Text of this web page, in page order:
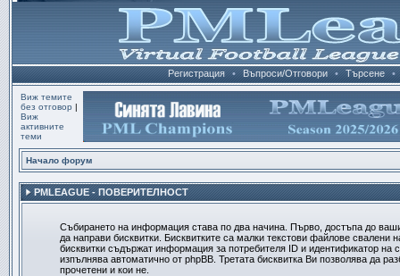
Регистрация • Въпроси/Отговори • Търсене •
Виж темите
без отговор |
Виж
активните
теми
Начало форум
PMLEAGUE - ПОВЕРИТЕЛНОСТ
Събирането на информация става по два начина. Първо, достъпа до
да направи бисквитки. Бисквитките са малки текстови файлове
бисквитки съдържат информация за потребителя ID и идентификатор на
изпълнява автоматично от phpBB. Третата бисквитка Ви позволява да
прочетени и кои не.